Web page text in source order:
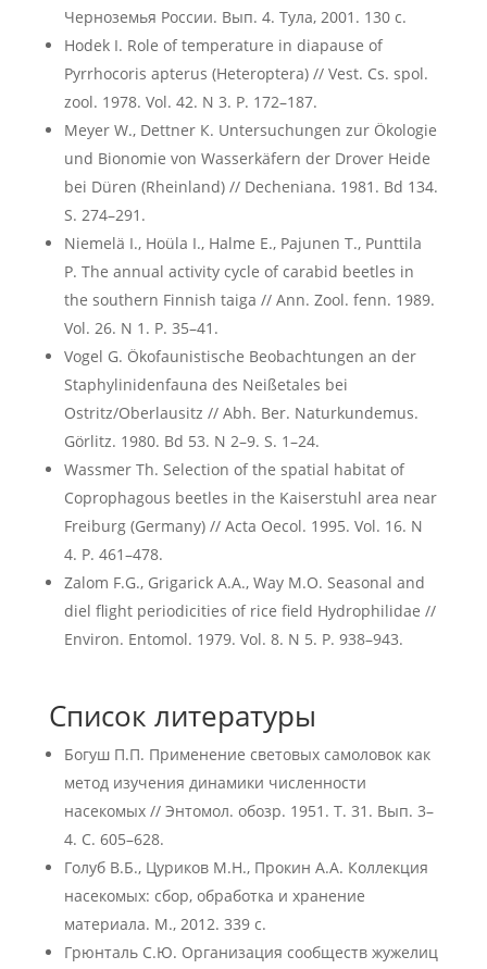
Черноземья России. Вып. 4. Тула, 2001. 130 с.
Hodek I. Role of temperature in diapause of
Pyrrhocoris apterus (Heteroptera) // Vest. Cs. spol.
zool. 1978. Vol. 42. N 3. P. 172–187.
Meyer W., Dеttnеr К. Untersuchungen zur Ökologie
und Bionomie von Wasserkäfern der Drover Heide
bei Düren (Rheinland) // Decheniana. 1981. Bd 134.
S. 274–291.
Niemelä I., Hoüla I., Halme E., Pajunen T., Punttila
P. The annual activity cycle of carabid beetles in
the southern Finnish taiga // Ann. Zool. fenn. 1989.
Vol. 26. N 1. P. 35–41.
Vоgel G. Ökofaunistische Beobachtungen an der
Staphylinidenfauna des Neißetales bei
Ostritz/Oberlausitz // Abh. Ber. Naturkundemus.
Görlitz. 1980. Bd 53. N 2–9. S. 1–24.
Wassmer Th. Selection of the spatial habitat of
Coprophagous beetles in the Kaiserstuhl area near
Freiburg (Germany) // Acta Oecol. 1995. Vol. 16. N
4. P. 461–478.
Zаlom F.G., Grigarick A.А., Way М.О. Seasonаl and
diel flight periodicities of rice field Hydrophilidae //
Environ. Entomol. 1979. Vol. 8. N 5. P. 938–943.
Список литературы
Богуш П.П. Применение световых самоловок как
метод изучения динамики численности
насекомых // Энтомол. обозр. 1951. Т. 31. Вып. 3–
4. С. 605–628.
Голуб В.Б., Цуриков М.Н., Прокин А.А. Коллекция
насекомых: сбор, обработка и хранение
материала. М., 2012. 339 с.
Грюнталь С.Ю. Организация сообществ жужелиц